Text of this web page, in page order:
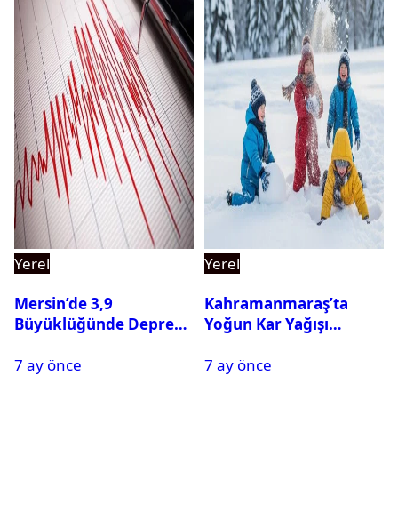
Yerel
Mersin’de 3,9
Büyüklüğünde Deprem
7 ay önce
Yerel
Kahramanmaraş’ta
Yoğun Kar Yağışı
Tatil
7 ay önce